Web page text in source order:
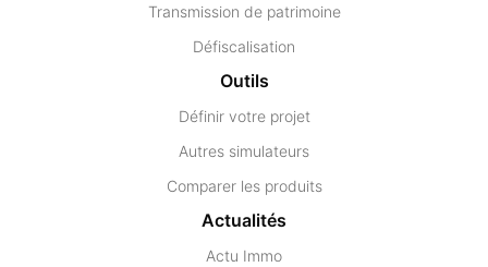
Transmission de patrimoine
Défiscalisation
Outils
Définir votre projet
Autres simulateurs
Comparer les produits
Actualités
Actu Immo